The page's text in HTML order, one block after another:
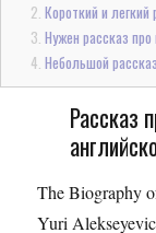
Короткий и легкий
Нужен рассказ про
Небольшой
Рассказ
The Biography
Yuri